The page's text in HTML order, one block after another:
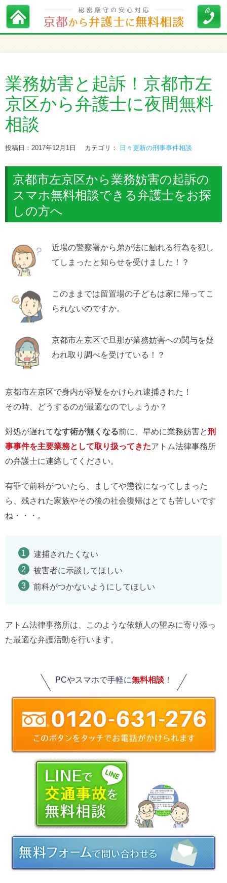
業務妨害と起訴！京都市左
京区から弁護士に夜間無料
相談
投稿日：2017年12月1日 カテゴリ： 日々更新の刑事事件相談
京都市左京区から業務妨害の起訴の
スマホ無料相談できる弁護士をお探
しの方へ
近場の警察署から弟が法に触れる行為を犯し
てしまったと知らせを受けました！？
このままでは留置場の子どもは家に帰ってこ
られないのですか。
京都市左京区で旦那が業務妨害への関与を疑
われ取り調べを受けている！？
京都市左京区で身内が容疑をかけられ逮捕された！
その時、どうするのが最適なのでしょうか？
対処が遅れてなす術が無くなる前に、早めに業務妨害と刑
事事件を主要業務として取り扱ってきたアトム法律事務所
の弁護士に連絡してください。
有罪で前科がついたら、ましてや懲役になってしまった
ら、残された家族やその後の社会復帰はとても苦しいです
ね・・・。
逮捕されたくない
被害者に示談してほしい
前科がつかないようにしてほしい
アトム法律事務所は、このような依頼人の望みに寄り添っ
た最適な弁護活動を行います。
PCやスマホで手軽に無料相談！